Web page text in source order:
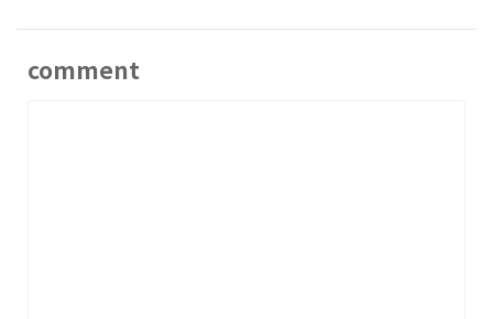
comment